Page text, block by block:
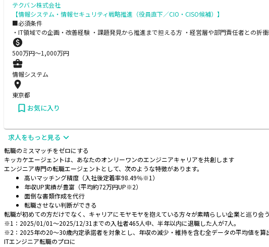
テクバン株式会社
【情報システム・情報セキュリティ戦略推進（役員直下／CIO・CISO候補）】
■必須条件
・IT領域での企画・改善経験 ・課題発見から推進まで担える方 ・経営層や部門責任者との
500万円〜1,000万円
情報システム
東京都
お気に入り
求人をもっと見る
転職のミスマッチをゼロにする
キッカケエージェントは、あなたのオンリーワンのエンジニアキャリアを共創します
エンジニア専門の転職エージェントとして、次のような特徴があります。
高いマッチング精度（入社後定着率98.49％※1）
年収UP実績が豊富（平均約72万円UP※2）
面倒な書類作成を代行
転職させない判断ができる
転職が初めての方だけでなく、キャリアにモヤモヤを抱えている方々が素晴らしい企業と巡り会
※1：2025/01/01～2025/12/31までの入社者465人中、半年以内に退職した人が7人。
※2：2025年の20～30歳内定承諾者を対象とし、年収の減少・維持を含む全データの平均値を算
ITエンジニア転職のプロに